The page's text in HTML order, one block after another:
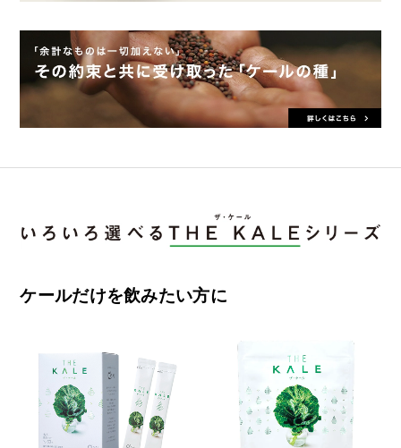
ケールだけを飲みたい方に